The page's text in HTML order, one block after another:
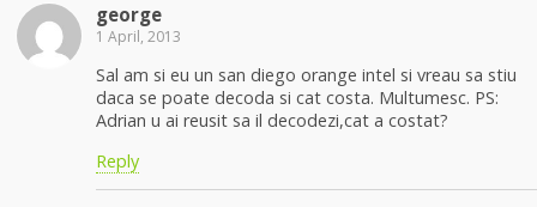
george
1 April, 2013
Sal am si eu un san diego orange intel si vreau sa stiu
daca se poate decoda si cat costa. Multumesc. PS:
Adrian u ai reusit sa il decodezi,cat a costat?
Reply